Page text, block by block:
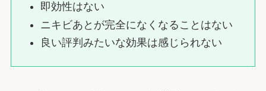
即効性はない
ニキビあとが完全になくなることはない
良い評判みたいな効果は感じられない